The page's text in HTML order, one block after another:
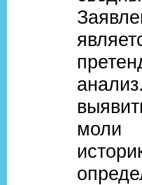
моли